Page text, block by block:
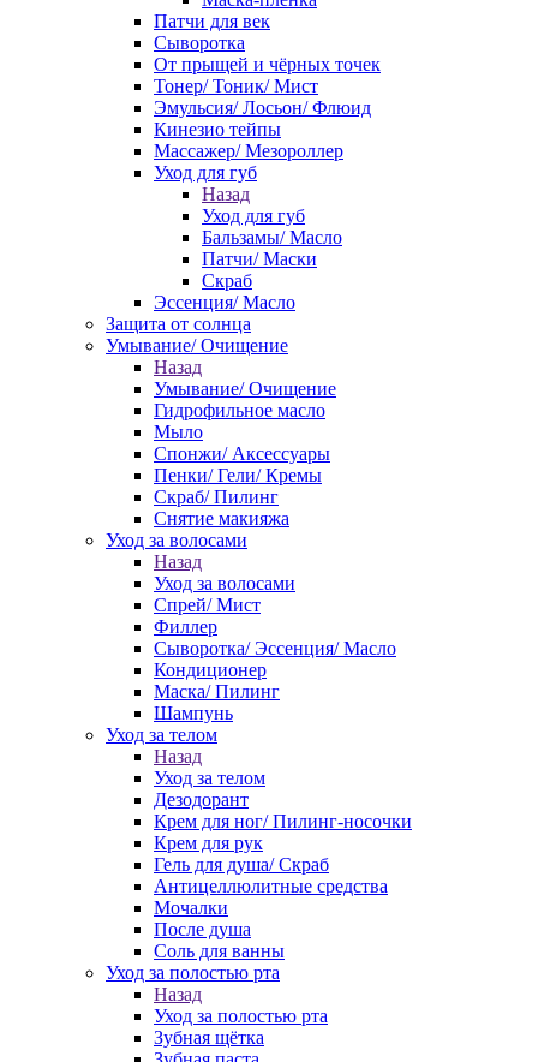
Патчи для век
Сыворотка
От прыщей и чёрных точек
Тонер/ Тоник/ Мист
Эмульсия/ Лосьон/ Флюид
Кинезио тейпы
Массажер/ Мезороллер
Уход для губ
Назад
Уход для губ
Бальзамы/ Масло
Патчи/ Маски
Скраб
Эссенция/ Масло
Защита от солнца
Умывание/ Очищение
Назад
Умывание/ Очищение
Гидрофильное масло
Мыло
Спонжи/ Аксессуары
Пенки/ Гели/ Кремы
Скраб/ Пилинг
Снятие макияжа
Уход за волосами
Назад
Уход за волосами
Спрей/ Мист
Филлер
Сыворотка/ Эссенция/ Масло
Кондиционер
Маска/ Пилинг
Шампунь
Уход за телом
Назад
Уход за телом
Дезодорант
Крем для ног/ Пилинг-носочки
Крем для рук
Гель для душа/ Скраб
Антицеллюлитные средства
Мочалки
После душа
Соль для ванны
Уход за полостью рта
Назад
Уход за полостью рта
Зубная щётка